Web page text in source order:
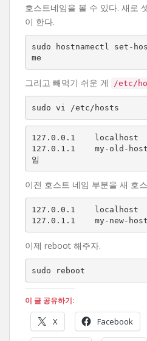
호스트네임을 볼 수 있다. 새로
이 한다.
sudo hostnamectl set-
me
그리고 빼먹기 쉬운 게 /etc/
sudo vi /etc/hosts
127.0.0.1    localhost
127.0.1.1    my-old-
임
이전 호스트 네임 부분을 새 호
127.0.0.1    localhost
127.0.1.1    my-new-
이제 reboot 해주자.
sudo reboot
이 글 공유하기:
X Facebook